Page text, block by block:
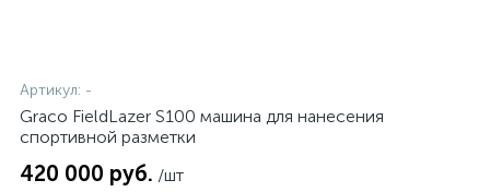
Артикул: -
Graco FieldLazer S100 машина для нанесения
спортивной разметки
420 000 руб. /шт